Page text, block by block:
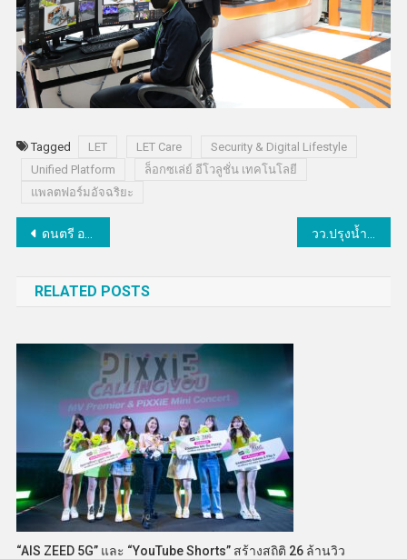
Tagged LET LET Care
Security & Digital Lifestyle
Unified Platform
ล็อกซเล่ย์ อีโวลูชั่น เทคโนโลยี
แพลตฟอร์มอัจฉริยะ
แนะแนว
ดนตรี อว.บรรเลงบทเพลงพระราชนิพนธ์ “เพลงของพ่อ” พร้อมกันทั่วประเทศ
RELATED POSTS
“AIS ZEED 5G” และ “YouTube Shorts” สร้างสถิติ 26 ล้านวิว